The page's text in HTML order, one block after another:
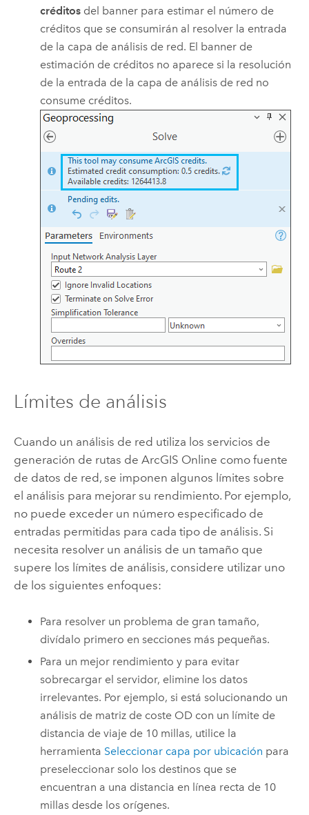
créditos del banner para estimar el número de
créditos que se consumirán al resolver la entrada
de la capa de análisis de red. El banner de
estimación de créditos no aparece si la resolución
de la entrada de la capa de análisis de red no
consume créditos.
Límites de análisis
Cuando un análisis de red utiliza los servicios de
generación de rutas de ArcGIS Online como fuente
de datos de red, se imponen algunos límites sobre
el análisis para mejorar su rendimiento. Por ejemplo,
no puede exceder un número especificado de
entradas permitidas para cada tipo de análisis. Si
necesita resolver un análisis de un tamaño que
supere los límites de análisis, considere utilizar uno
de los siguientes enfoques:
Para resolver un problema de gran tamaño,
divídalo primero en secciones más pequeñas.
Para un mejor rendimiento y para evitar
sobrecargar el servidor, elimine los datos
irrelevantes. Por ejemplo, si está solucionando un
análisis de matriz de coste OD con un límite de
distancia de viaje de 10 millas, utilice la
herramienta Seleccionar capa por ubicación para
preseleccionar solo los destinos que se
encuentran a una distancia en línea recta de 10
millas desde los orígenes.